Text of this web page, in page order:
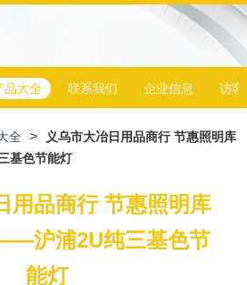
品大全 联系我们 企业信息 访客
全 >
义乌市大冶日用品商行 节惠照明库
基色节能灯
用品商行 节惠照明库
沪浦2U纯三基色节
能灯